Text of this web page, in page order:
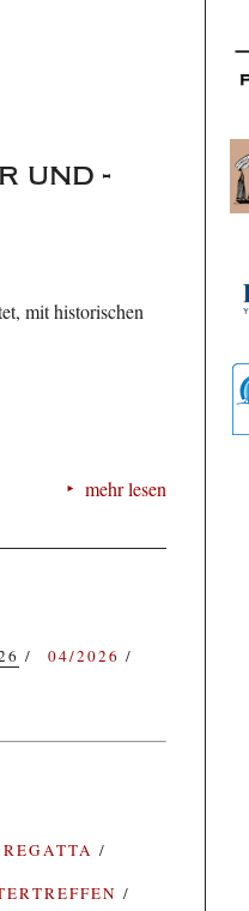
und -
mit historischen
mehr lesen
04/2026
REGATTA